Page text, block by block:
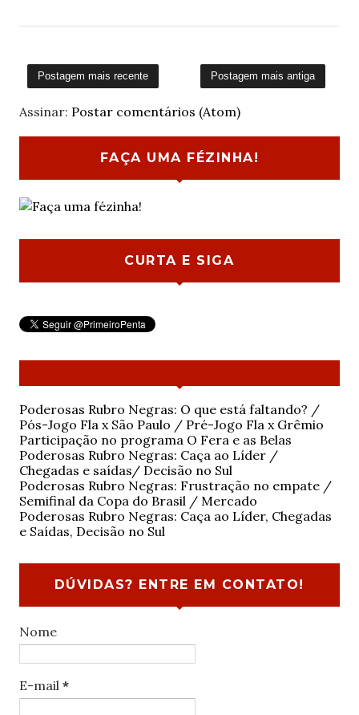
Postagem mais recente Postagem mais antiga
Assinar: Postar comentários (Atom)
FAÇA UMA FÉZINHA!
CURTA E SIGA
Poderosas Rubro Negras: O que está faltando? /
Pós-Jogo Fla x São Paulo / Pré-Jogo Fla x Grêmio
Participação no programa O Fera e as Belas
Poderosas Rubro Negras: Caça ao Líder /
Chegadas e saídas/ Decisão no Sul
Poderosas Rubro Negras: Frustração no empate /
Semifinal da Copa do Brasil / Mercado
Poderosas Rubro Negras: Caça ao Líder, Chegadas
e Saídas, Decisão no Sul
DÚVIDAS? ENTRE EM CONTATO!
Nome
E-mail *